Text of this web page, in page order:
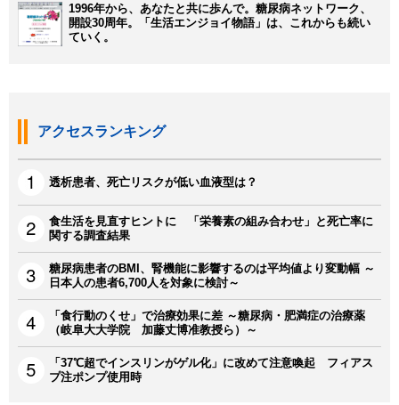
1996年から、あなたと共に歩んで。糖尿病ネットワーク、
開設30周年。「生活エンジョイ物語」は、これからも続い
ていく。
アクセスランキング
透析患者、死亡リスクが低い血液型は？
食生活を見直すヒントに 「栄養素の組み合わせ」と死亡率に
関する調査結果
糖尿病患者のBMI、腎機能に影響するのは平均値より変動幅 ～
日本人の患者6,700人を対象に検討～
「食行動のくせ」で治療効果に差 ～糖尿病・肥満症の治療薬
（岐阜大大学院 加藤丈博准教授ら）～
「37℃超でインスリンがゲル化」に改めて注意喚起 フィアス
プ注ポンプ使用時